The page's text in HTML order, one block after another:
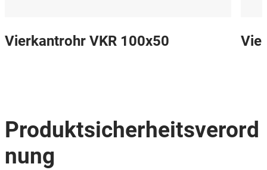
Vierkantrohr VKR 100x50
Produktsicherheitsverord
nung